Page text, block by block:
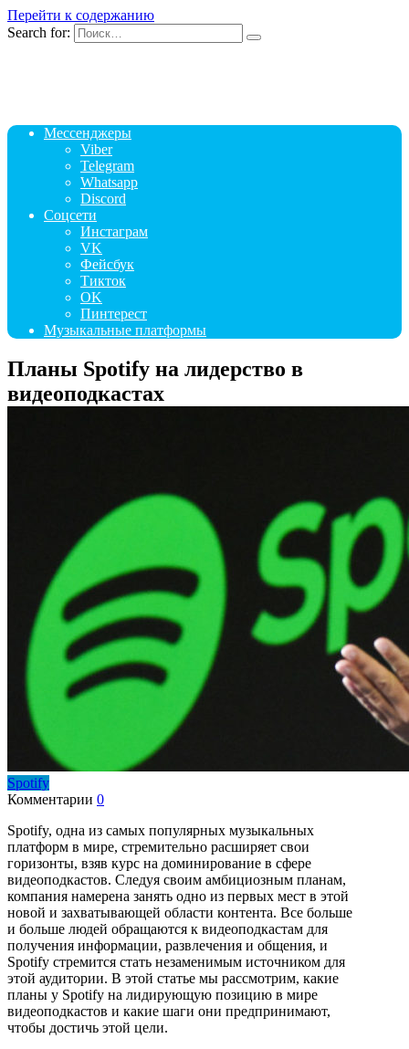
Перейти к содержанию
Search for:
Мессенджеры
Viber
Telegram
Whatsapp
Discord
Соцсети
Инстаграм
VK
Фейсбук
Тикток
OK
Пинтерест
Музыкальные платформы
Планы Spotify на лидерство в
видеоподкастах
Spotify
Комментарии 0
Spotify, одна из самых популярных музыкальных
платформ в мире, стремительно расширяет свои
горизонты, взяв курс на доминирование в сфере
видеоподкастов. Следуя своим амбициозным планам,
компания намерена занять одно из первых мест в этой
новой и захватывающей области контента. Все больше
и больше людей обращаются к видеоподкастам для
получения информации, развлечения и общения, и
Spotify стремится стать незаменимым источником для
этой аудитории. В этой статье мы рассмотрим, какие
планы у Spotify на лидирующую позицию в мире
видеоподкастов и какие шаги они предпринимают,
чтобы достичь этой цели.